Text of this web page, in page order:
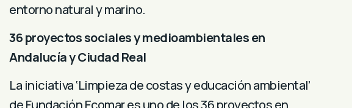
entorno natural y marino.
36 proyectos sociales y medioambientales en
Andalucía y Ciudad Real
La iniciativa ‘Limpieza de costas y educación ambiental’